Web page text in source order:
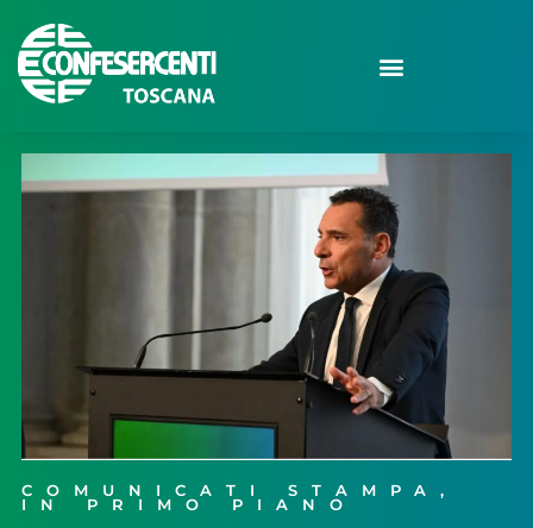
COMUNICATI STAMPA ,
IN PRIMO PIANO